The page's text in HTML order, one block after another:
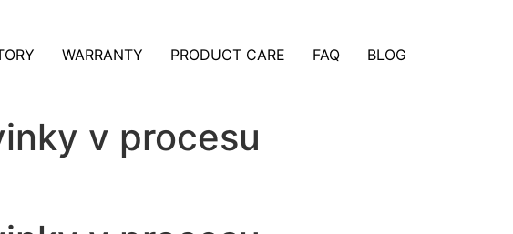
WARRANTY PRODUCT CARE FAQ BLOG
v procesu